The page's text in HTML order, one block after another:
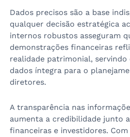
Dados precisos são a base
qualquer decisão estratégica
internos robustos asseguram
demonstrações financeiras
realidade patrimonial, servindo
dados íntegra para o
diretores.
A transparência nas
aumenta a credibilidade junto
financeiras e investidores.